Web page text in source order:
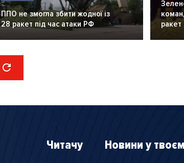
ППО не змогла збити жодної із
28 ракет під час атаки РФ
Читачу Новини у